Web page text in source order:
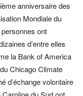
anniversaire des
Mondiale du
ont
d’entre elles
la Bank of America
Chicago Climate
d’échange volontaire